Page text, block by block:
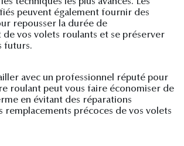
peuvent également fournir des
repousser la durée de
de vos volets roulants et se préserver
futurs.
avec un professionnel réputé pour
roulant peut vous faire économiser de
en évitant des réparations
remplacements précoces de vos volets